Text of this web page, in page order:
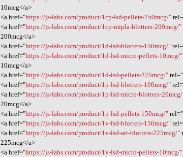
10mcg</a>
<a href="https://js-labs.com/product/1cp-lsd-pellets-150mcg/"
<a href="https://js-labs.com/product/1cp-mipla-blotters-200mcg/"
200mcg</a>
<a href="https://js-labs.com/product/1d-lsd-blotters-150mcg/"
<a href="https://js-labs.com/product/1d-lsd-micro-pellets-10mcg/"
10mcg</a>
<a href="https://js-labs.com/product/1d-lsd-pellets-225mcg/"
<a href="https://js-labs.com/product/1p-lsd-blotters-100mcg/"
<a href="https://js-labs.com/product/1p-lsd-micro-blotters-
20mcg</a>
<a href="https://js-labs.com/product/1p-lsd-pellets-150mcg/"
<a href="https://js-labs.com/product/1v-lsd-blotters-150mcg/"
<a href="https://js-labs.com/product/1v-lsd-art-blotters-225mcg/"
225mcg</a>
<a href="https://js-labs.com/product/1v-lsd-micro-pellets-10mcg/"